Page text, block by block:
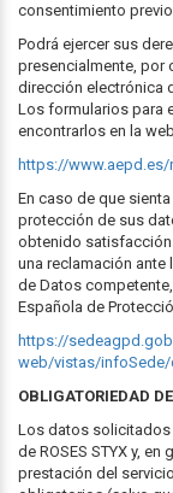
consentimiento
Podrá ejercer sus
presencialmente, por
dirección electrónica
Los formularios para
encontrarlos en la
https://
En caso de que
protección de sus
obtenido satisfacción
una reclamación ante
de Datos
Española de
https://
web/vistas/infoSede/
OBLIGATORIEDAD
Los datos solicitados
de ROSES STYX y,
prestación del